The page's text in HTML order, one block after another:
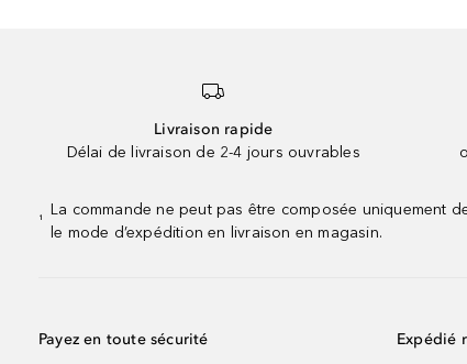
Livraison rapide
Délai de livraison de 2-4 jours ouvrables
¹
La commande ne peut pas être composée uniquement
le mode d’expédition en livraison en magasin.
Payez en toute sécurité Expédié